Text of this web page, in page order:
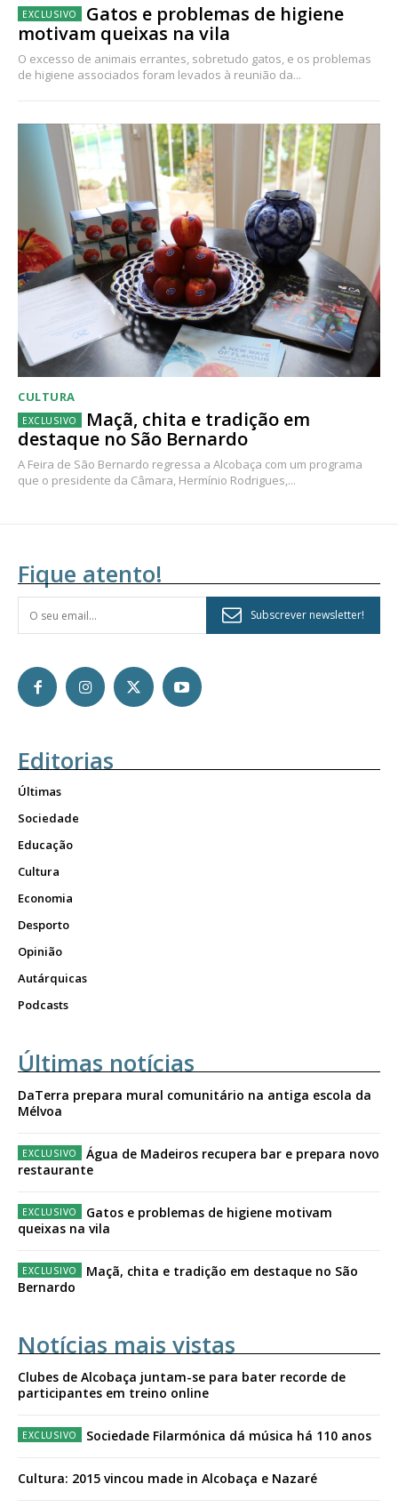
Gatos e problemas de higiene
motivam queixas na vila
O excesso de animais errantes, sobretudo gatos, e os problemas
de higiene associados foram levados à reunião da...
CULTURA
Maçã, chita e tradição em
destaque no São Bernardo
A Feira de São Bernardo regressa a Alcobaça com um programa
que o presidente da Câmara, Hermínio Rodrigues,...
Fique atento!
Subscrever newsletter!
Editorias
Últimas
Sociedade
Educação
Cultura
Economia
Desporto
Opinião
Autárquicas
Podcasts
Últimas notícias
DaTerra prepara mural comunitário na antiga escola da
Mélvoa
Água de Madeiros recupera bar e prepara novo
restaurante
Gatos e problemas de higiene motivam
queixas na vila
Maçã, chita e tradição em destaque no São
Bernardo
Notícias mais vistas
Clubes de Alcobaça juntam-se para bater recorde de
participantes em treino online
Sociedade Filarmónica dá música há 110 anos
Cultura: 2015 vincou made in Alcobaça e Nazaré